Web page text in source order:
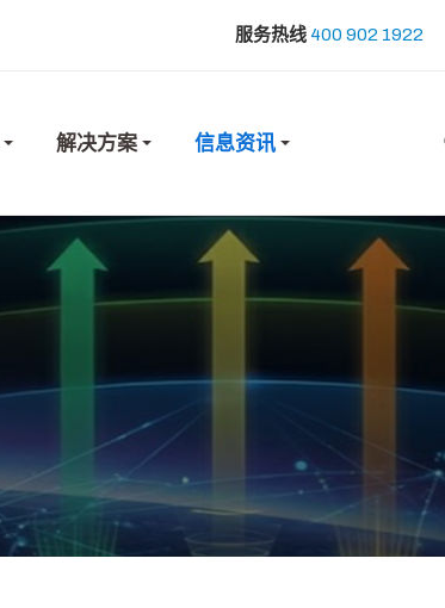
服务热线 400 902 1922
解决方案 信息资讯